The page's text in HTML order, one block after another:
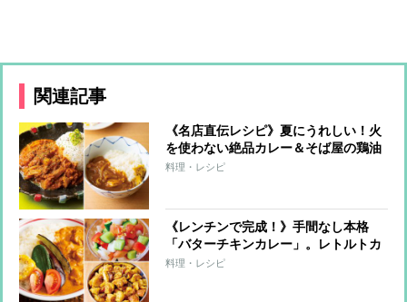
関連記事
《名店直伝レシピ》夏にうれしい！火
を使わない絶品カレー＆そば屋の鶏油
和風カレー
料理・レシピ
《レンチンで完成！》手間なし本格
「バターチキンカレー」。レトルトカ
レーが激変する簡単トッピングも
料理・レシピ